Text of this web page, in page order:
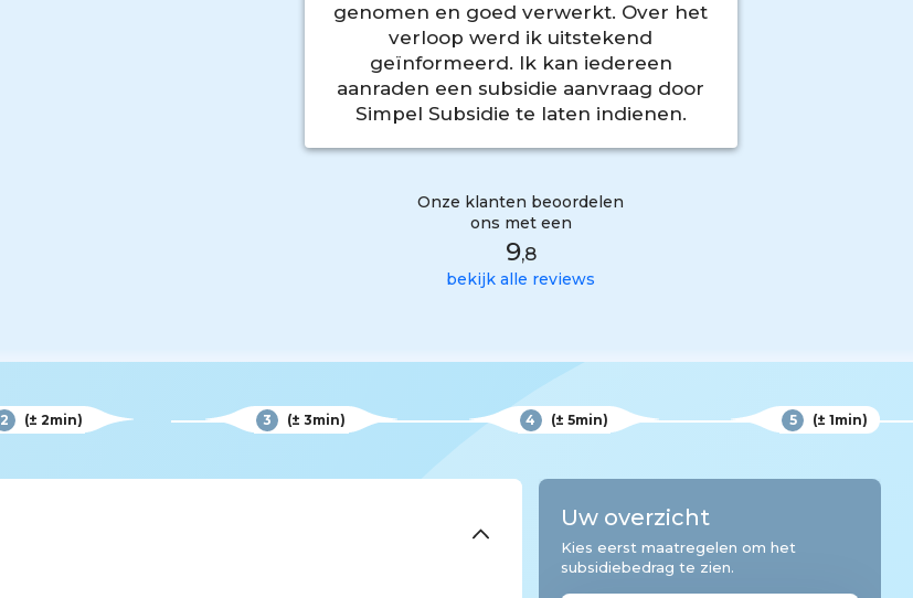
genomen en goed verwerkt. Over het
verloop werd ik uitstekend
geïnformeerd. Ik kan iedereen
aanraden een subsidie aanvraag door
Simpel Subsidie te laten indienen.
Onze klanten beoordelen
ons met een
9,8
bekijk alle reviews
2 (± 2min) 3 (± 3min) 4 (± 5min) 5 (± 1min)
Uw overzicht
Kies eerst maatregelen om het
subsidiebedrag te zien.